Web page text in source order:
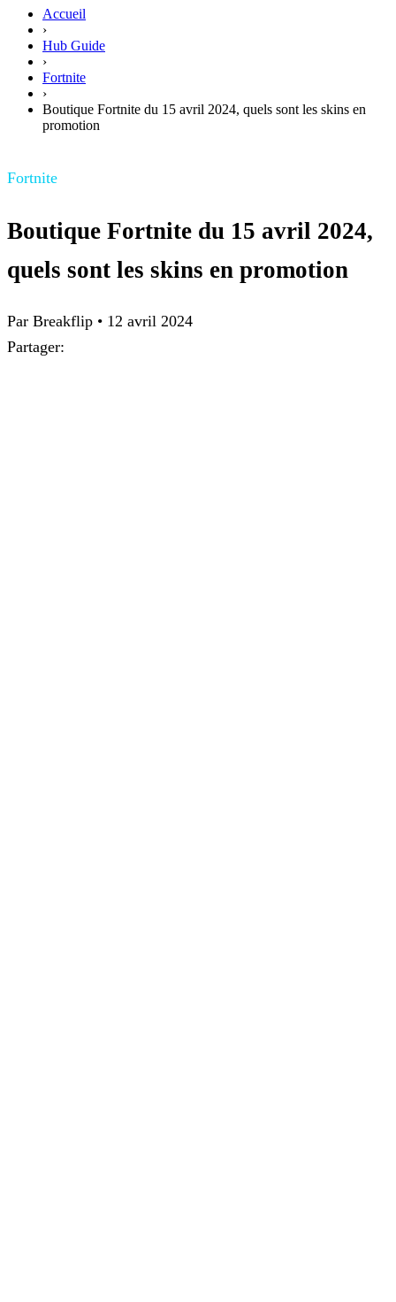
Accueil
›
Hub Guide
›
Fortnite
›
Boutique Fortnite du 15 avril 2024, quels sont les skins en
promotion
Fortnite
Boutique Fortnite du 15 avril 2024,
quels sont les skins en promotion
Par Breakflip • 12 avril 2024
Partager: